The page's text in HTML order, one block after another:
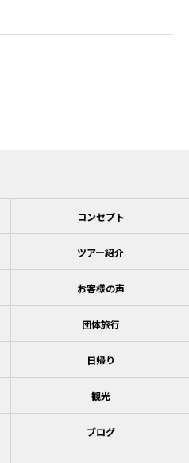
コンセプト
ツアー紹介
お客様の声
団体旅行
日帰り
観光
ブログ